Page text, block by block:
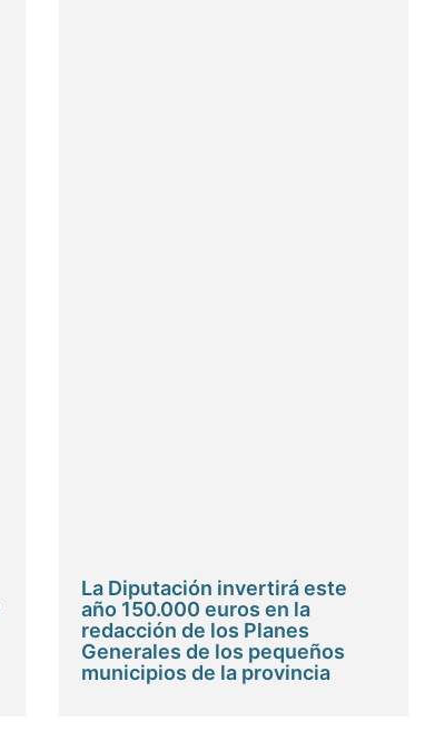
La Diputación invertirá este
año 150.000 euros en la
redacción de los Planes
Generales de los pequeños
municipios de la provincia